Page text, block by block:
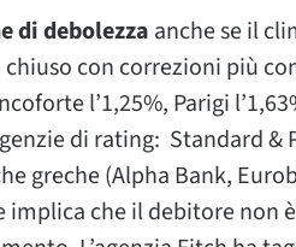
di debolezza anche se il
con correzioni più
l’1,25%, Parigi
di rating: Standard &
greche (Alpha Bank,
implica che il debitore non